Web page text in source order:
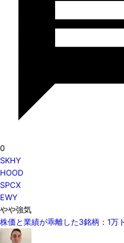
0
SKHY
HOOD
SPCX
EWY
やや強気
株価と業績が乖離した3銘柄：1万